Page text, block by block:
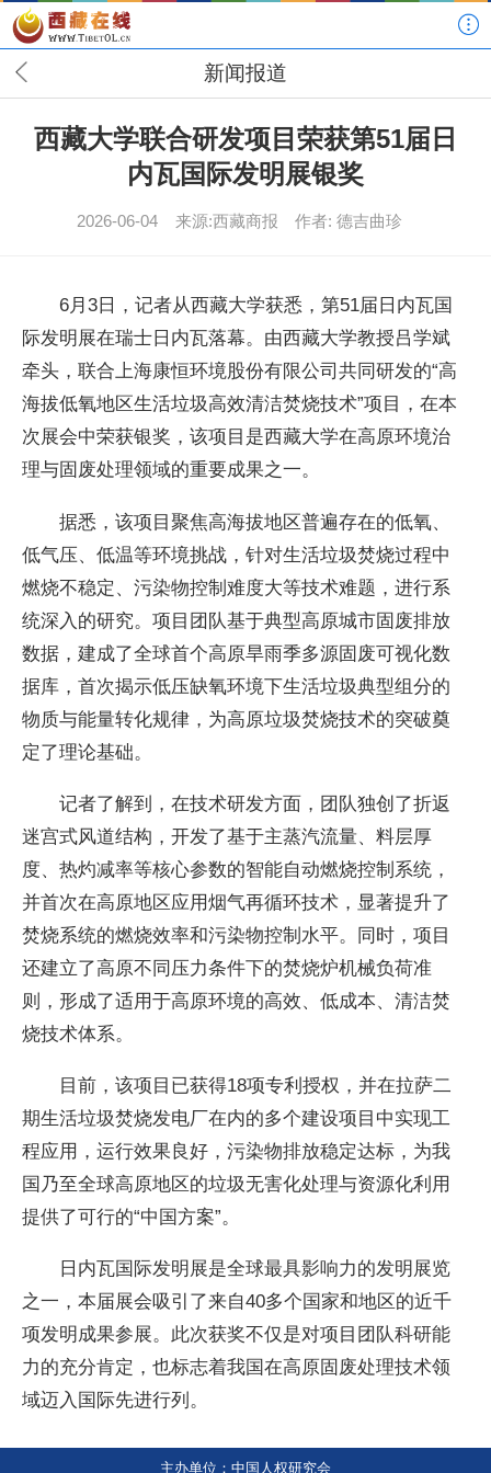
新闻报道
西藏大学联合研发项目荣获第51届日
内瓦国际发明展银奖
2026-06-04 来源:西藏商报 作者: 德吉曲珍
6月3日，记者从西藏大学获悉，第51届日内瓦国
际发明展在瑞士日内瓦落幕。由西藏大学教授吕学斌
牵头，联合上海康恒环境股份有限公司共同研发的“高
海拔低氧地区生活垃圾高效清洁焚烧技术”项目，在本
次展会中荣获银奖，该项目是西藏大学在高原环境治
理与固废处理领域的重要成果之一。
据悉，该项目聚焦高海拔地区普遍存在的低氧、
低气压、低温等环境挑战，针对生活垃圾焚烧过程中
燃烧不稳定、污染物控制难度大等技术难题，进行系
统深入的研究。项目团队基于典型高原城市固废排放
数据，建成了全球首个高原旱雨季多源固废可视化数
据库，首次揭示低压缺氧环境下生活垃圾典型组分的
物质与能量转化规律，为高原垃圾焚烧技术的突破奠
定了理论基础。
记者了解到，在技术研发方面，团队独创了折返
迷宫式风道结构，开发了基于主蒸汽流量、料层厚
度、热灼减率等核心参数的智能自动燃烧控制系统，
并首次在高原地区应用烟气再循环技术，显著提升了
焚烧系统的燃烧效率和污染物控制水平。同时，项目
还建立了高原不同压力条件下的焚烧炉机械负荷准
则，形成了适用于高原环境的高效、低成本、清洁焚
烧技术体系。
目前，该项目已获得18项专利授权，并在拉萨二
期生活垃圾焚烧发电厂在内的多个建设项目中实现工
程应用，运行效果良好，污染物排放稳定达标，为我
国乃至全球高原地区的垃圾无害化处理与资源化利用
提供了可行的“中国方案”。
日内瓦国际发明展是全球最具影响力的发明展览
之一，本届展会吸引了来自40多个国家和地区的近千
项发明成果参展。此次获奖不仅是对项目团队科研能
力的充分肯定，也标志着我国在高原固废处理技术领
域迈入国际先进行列。
主办单位：中国人权研究会